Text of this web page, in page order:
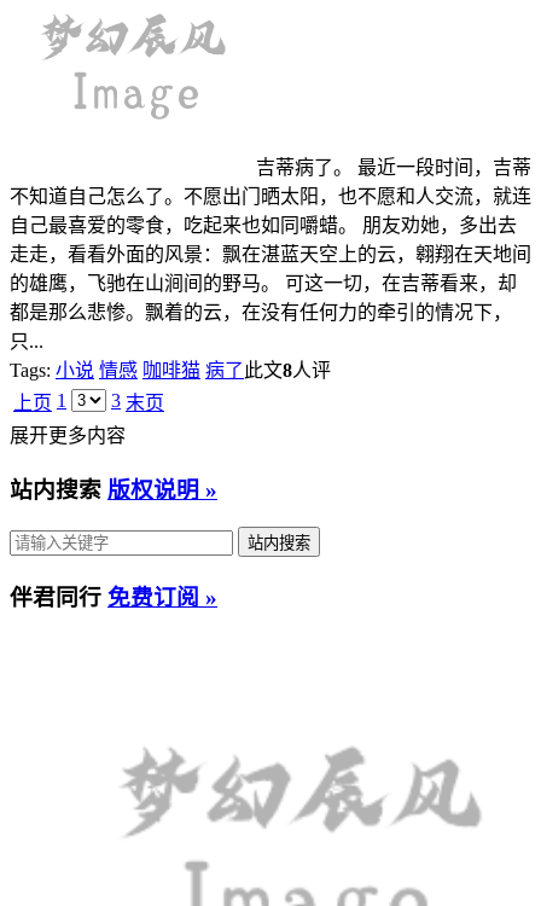
吉蒂病了。 最近一段时间，吉蒂
不知道自己怎么了。不愿出门晒太阳，也不愿和人交流，就连
自己最喜爱的零食，吃起来也如同嚼蜡。 朋友劝她，多出去
走走，看看外面的风景：飘在湛蓝天空上的云，翱翔在天地间
的雄鹰，飞驰在山涧间的野马。 可这一切，在吉蒂看来，却
都是那么悲惨。飘着的云，在没有任何力的牵引的情况下，
只...
Tags: 小说 情感 咖啡猫 病了 此文8人评
上页 1 3 末页
展开更多内容
站内搜索 版权说明 »
伴君同行 免费订阅 »